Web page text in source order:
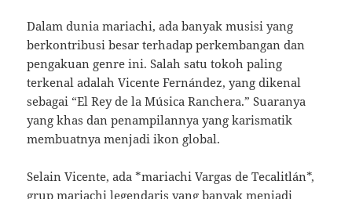
Dalam dunia mariachi, ada banyak musisi yang
berkontribusi besar terhadap perkembangan dan
pengakuan genre ini. Salah satu tokoh paling
terkenal adalah Vicente Fernández, yang dikenal
sebagai “El Rey de la Música Ranchera.” Suaranya
yang khas dan penampilannya yang karismatik
membuatnya menjadi ikon global.
Selain Vicente, ada *mariachi Vargas de Tecalitlán*,
grup mariachi legendaris yang banyak menjadi